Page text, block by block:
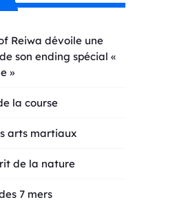
Reiwa dévoile une
son ending spécial «
»
la course
arts martiaux
de la nature
7 mers